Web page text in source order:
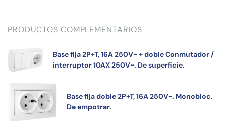
PRODUCTOS COMPLEMENTARIOS
Base fija 2P+T, 16A 250V~ + doble Conmutador /
interruptor 10AX 250V~. De superficie.
Base fija doble 2P+T, 16A 250V~. Monobloc.
De empotrar.